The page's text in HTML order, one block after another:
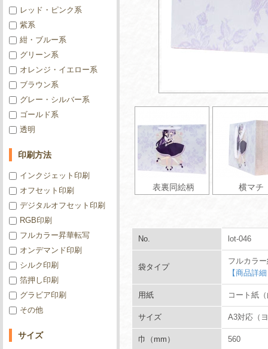
表裏同絵柄 横マチ
No. lot-046
袋タイプ
フルカラ
【商品詳
用紙 コート紙
サイズ A3対応（
巾（mm） 560
レッド・ピンク系
紫系
紺・ブルー系
グリーン系
オレンジ・イエロー系
ブラウン系
グレー・シルバー系
ゴールド系
透明
印刷方法
インクジェット印刷
オフセット印刷
デジタルオフセット印刷
RGB印刷
フルカラー昇華転写
オンデマンド印刷
シルク印刷
箔押し印刷
グラビア印刷
その他
サイズ